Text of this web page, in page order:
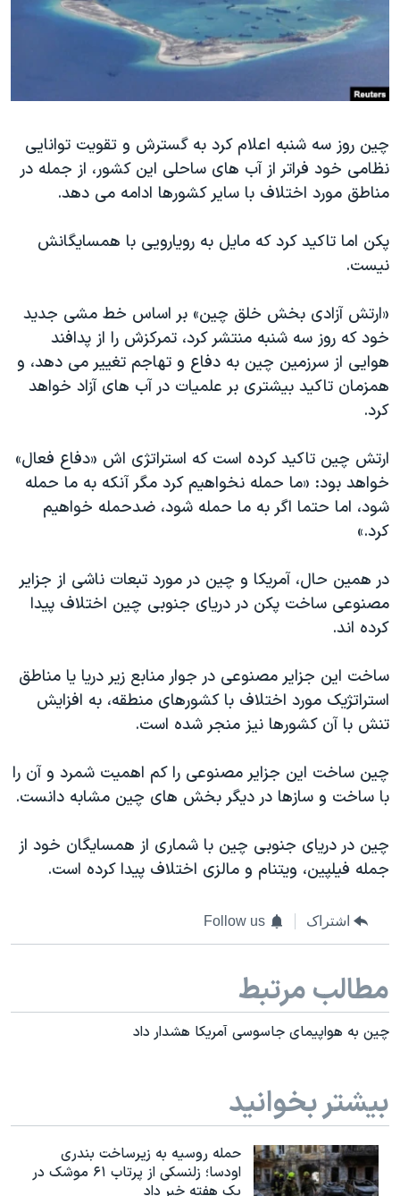
فرهنگ و زندگی
حقوق شهروندی
اسرائیل در جنگ
گالری عکس
مستندها
انتخابات ریاست جمهوری آمریکا ۲۰۲۴
ورزش زنان در ایران
اعتراضات زن، زندگی، آزادی
تریبونال مردمی آبان ۹۸
دادگاه حمید نوری
چهل سال گروگان‌گیری
قانون شفافیت دارائی کادر رهبری ایران
اعتراضات مردمی آبان ۹۸
همایش محافظه‌کاران آمریکا «سی‌پک»
صفحه‌های ویژه
سفر پرزیدنت ترامپ به چین
دنبال کنید
زبانهای مختلف
چین روز سه شنبه اعلام کرد به گسترش و تقویت توانایی
نظامی خود فراتر از آب های ساحلی این کشور، از جمله در
مناطق مورد اختلاف با سایر کشورها ادامه می دهد.
پکن اما تاکید کرد که مایل به رویارویی با همسایگانش
نیست.
«ارتش آزادی بخش خلق چین» بر اساس خط مشی جدید
خود که روز سه شنبه منتشر کرد، تمرکزش را از پدافند
هوایی از سرزمین چین به دفاع و تهاجم تغییر می دهد، و
همزمان تاکید بیشتری بر علمیات در آب های آزاد خواهد
کرد.
ارتش چین تاکید کرده است که استراتژی اش «دفاع فعال»
خواهد بود: «ما حمله نخواهیم کرد مگر آنکه به ما حمله
شود، اما حتما اگر به ما حمله شود، ضدحمله خواهیم
کرد.»
در همین حال، آمریکا و چین در مورد تبعات ناشی از جزایر
مصنوعی ساخت پکن در دریای جنوبی چین اختلاف پیدا
کرده اند.
ساخت این جزایر مصنوعی در جوار منابع زیر دریا یا مناطق
استراتژیک مورد اختلاف با کشورهای منطقه، به افزایش
تنش با آن کشورها نیز منجر شده است.
چین ساخت این جزایر مصنوعی را کم اهمیت شمرد و آن را
با ساخت و سازها در دیگر بخش های چین مشابه دانست.
چین در دریای جنوبی چین با شماری از همسایگان خود از
جمله فیلپین، ویتنام و مالزی اختلاف پیدا کرده است.
اشتراک Follow us
مطالب مرتبط
چین به هواپیمای جاسوسی آمریکا هشدار داد
بیشتر بخوانید
حمله روسیه به زیرساخت بندری
اودسا؛ زلنسکی از پرتاب ۶۱ موشک در
یک هفته خبر داد